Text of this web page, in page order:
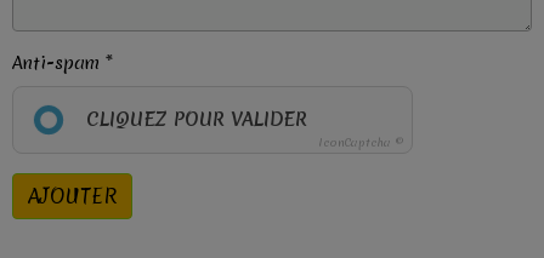
Anti-spam
CLIQUEZ POUR VALIDER
IconCaptcha ©
AJOUTER